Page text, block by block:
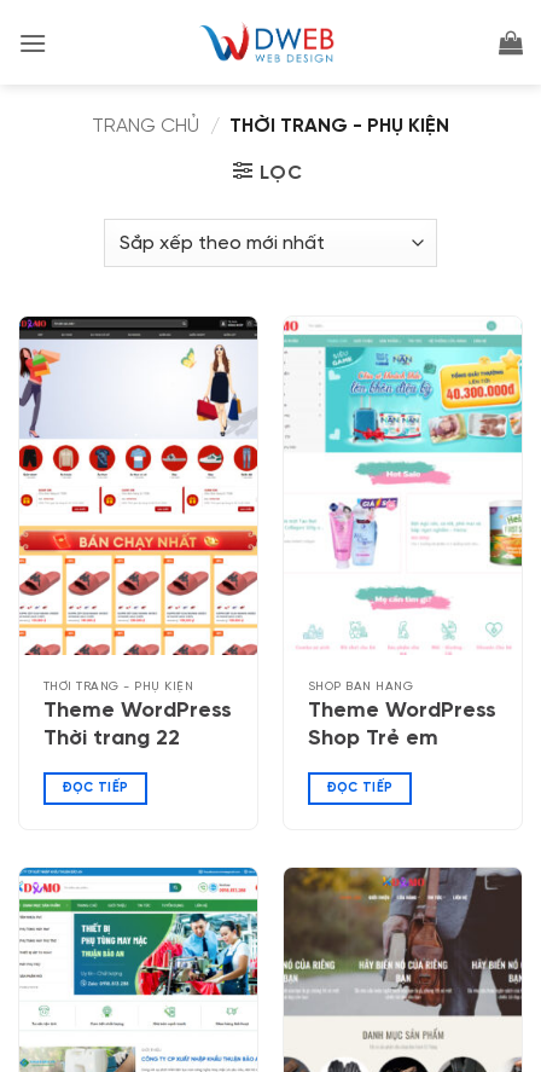
qua
TRANG CHỦ
/ THỜI TRANG - PHỤ KIỆN
LỌC
THỜI TRANG - PHỤ KIỆN
Theme WordPress
Thời trang 22
ĐỌC TIẾP
SHOP BÁN HÀNG
Theme WordPress
Shop Trẻ em
ĐỌC TIẾP